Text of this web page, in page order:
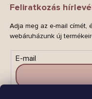
Feliratkozás
Adja meg az e-mail címét,
webáruházunk új
E-mail